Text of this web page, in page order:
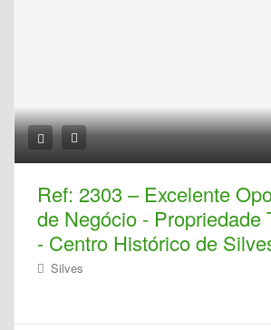
Ref: 2303 – Excelente
de Negócio - Propriedade
- Centro Histórico de
Silves